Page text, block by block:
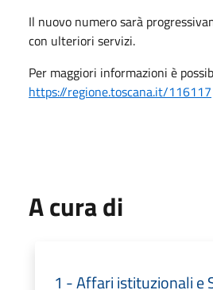
Il nuovo numero sarà
con ulteriori servizi.
Per maggiori informazioni è
https://regione.toscana.it/116117
A cura di
1 - Affari istituzionali e